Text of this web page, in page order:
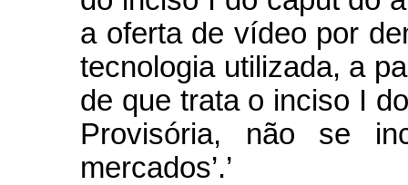
a oferta de vídeo por
tecnologia utilizada, a
de que trata o inciso I
Provisória, não se
mercados’.’